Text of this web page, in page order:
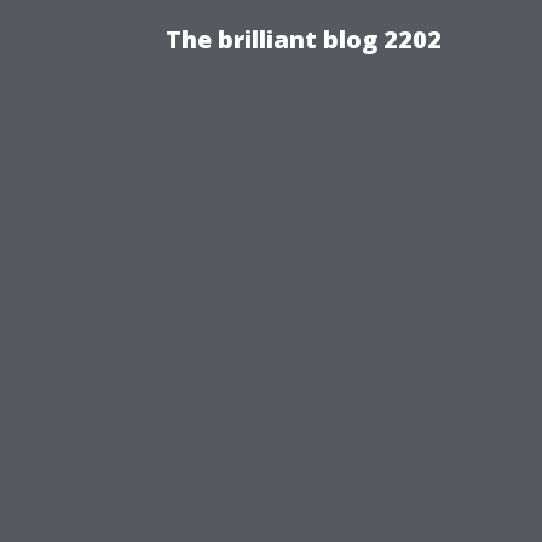
The brilliant blog 2202